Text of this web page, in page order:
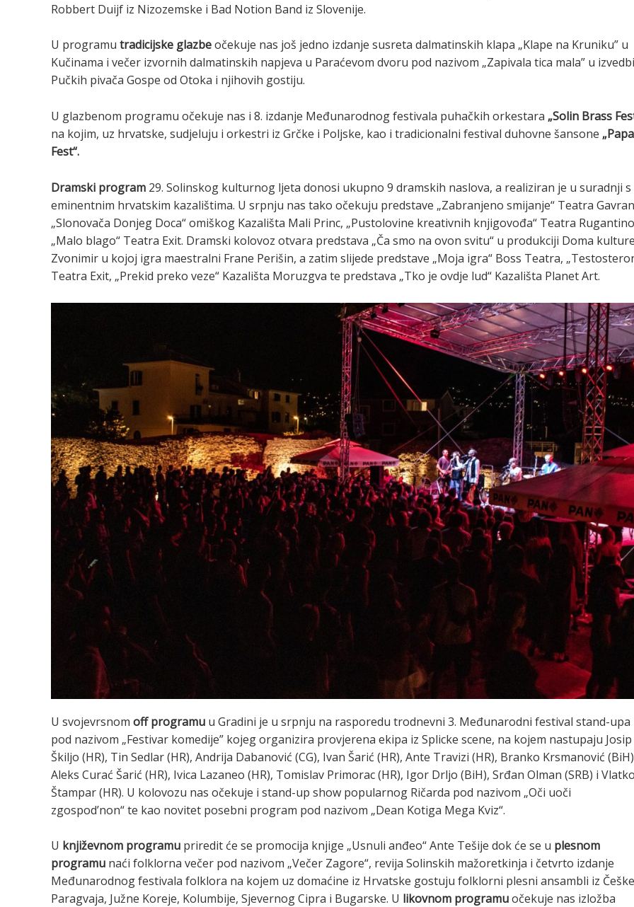
Robbert Duijf iz Nizozemske i Bad Notion Band iz Slovenije.
U programu tradicijske glazbeočekuje nas još jedno izdanje susreta dalmatinskih klapa „Klape na Kruniku” u
Kučinama i večer izvornih dalmatinskih napjeva u Paraćevom dvoru pod nazivom „Zapivala tica mala” u izvedbi
Pučkih pivača Gospe od Otoka i njihovih gostiju.
U glazbenom programu očekuje nas i 8. izdanje Međunarodnog festivala puhačkih orkestara „Solin Brass
na kojim, uz hrvatske, sudjeluju i orkestri iz Grčke i Poljske, kao i tradicionalni festival duhovne šansone „Papa
Fest“.
Dramski program 29. Solinskog kulturnog ljeta donosi ukupno 9 dramskih naslova, a realiziran je u suradnji s
eminentnim hrvatskim kazalištima. U srpnju nas tako očekuju predstave „Zabranjeno smijanje“ Teatra
„Slonovača Donjeg Doca“ omiškog Kazališta Mali Princ, „Pustolovine kreativnih knjigovođa“ Teatra
„Malo blago“ Teatra Exit. Dramski kolovoz otvara predstava „Ča smo na ovon svitu“ u produkciji Doma kulture
Zvonimir u kojoj igra maestralni Frane Perišin, a zatim slijede predstave „Moja igra“ Boss Teatra,
Teatra Exit, „Prekid preko veze“ Kazališta Moruzgva te predstava „Tko je ovdje lud“ Kazališta Planet Art.
U svojevrsnom off programu u Gradini je u srpnju na rasporedu trodnevni 3. Međunarodni festival stand-upa
pod nazivom „Festivar komedije” kojeg organizira provjerena ekipa iz Splicke scene, na kojem nastupaju Josip
Škiljo (HR), Tin Sedlar (HR), Andrija Dabanović (CG), Ivan Šarić (HR), Ante Travizi (HR), Branko Krsmanović
Aleks Curać Šarić (HR), Ivica Lazaneo (HR), Tomislav Primorac (HR), Igor Drljo (BiH), Srđan Olman (SRB) i Vlatko
Štampar (HR). U kolovozu nas očekuje i stand-up show popularnog Ričarda pod nazivom „Oči uoči
zgospod’non“ te kao novitet posebni program pod nazivom „Dean Kotiga Mega Kviz“.
U književnom programu priredit će se promocija knjige „Usnuli anđeo“ Ante Tešije dok će se u plesnom
programu naći folklorna večer pod nazivom „Večer Zagore“, revija Solinskih mažoretkinja i četvrto izdanje
Međunarodnog festivala folklora na kojem uz domaćine iz Hrvatske gostuju folklorni plesni ansambli iz
Paragvaja, Južne Koreje, Kolumbije, Sjevernog Cipra i Bugarske. U likovnom programuočekuje nas izložba